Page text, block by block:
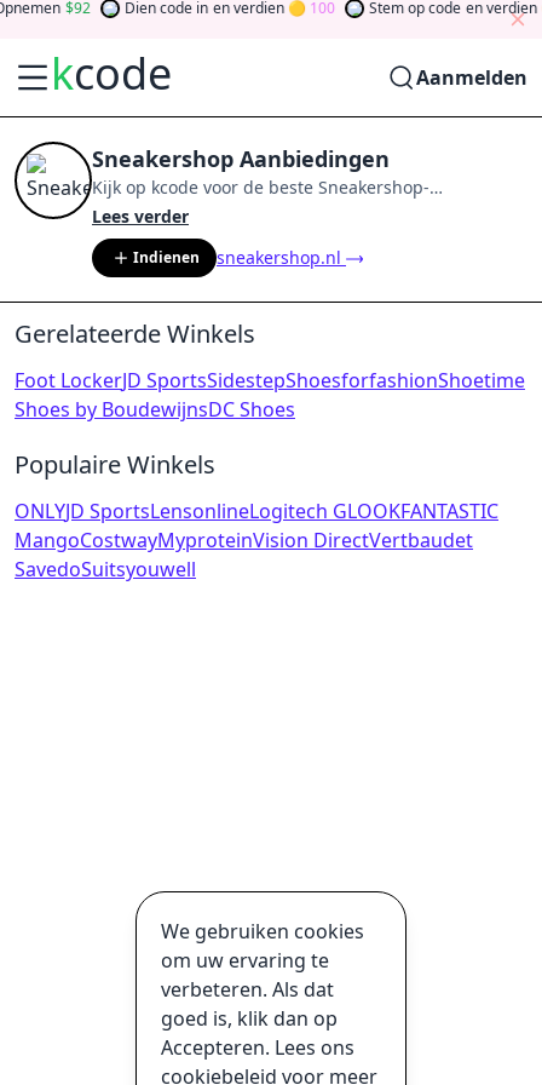
92 Dien code in en verdien 100 Stem op code en verdien
kcode Aanmelden
Sneakershop Aanbiedingen
Kijk op kcode voor de beste Sneakershop-
aanbiedingen van
community en verdien tokens door bij te dragen via
stemmen, testen, delen en meer.
Glücksklee und gewinnen Sie Geld
Lees verder
Indienen sneakershop.nl
Gerelateerde Winkels
Foot LockerJD SportsSidestepShoesforfashionShoetime
Shoes by BoudewijnsDC Shoes
Populaire Winkels
ONLYJD SportsLensonlineLogitech GLOOKFANTASTIC
MangoCostwayMyproteinVision DirectVertbaudet
SavedoSuitsyouwell
We gebruiken cookies
om uw ervaring te
verbeteren. Als dat
goed is, klik dan op
Accepteren. Lees ons
cookiebeleid voor meer